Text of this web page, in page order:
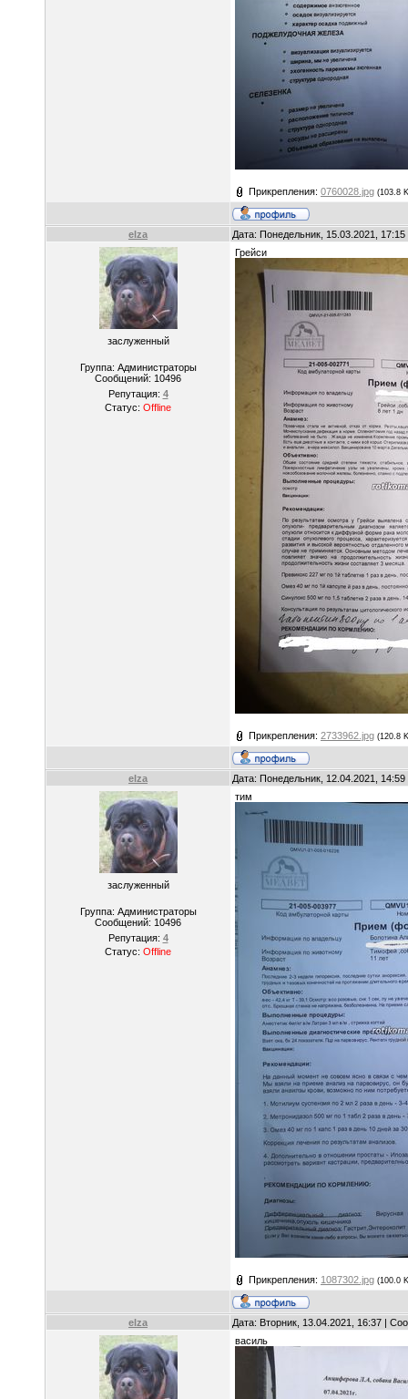
Прикрепления: 0760028.jpg (103.8
elza Дата: Понедельник, 15.03.2021,
заслуженный
Группа: Администраторы
Сообщений: 10496
Репутация: 4
Статус: Offline
Грейси
Прикрепления: 2733962.jpg (120.8
elza Дата: Понедельник, 12.04.2021,
заслуженный
Группа: Администраторы
Сообщений: 10496
Репутация: 4
Статус: Offline
тим
Прикрепления: 1087302.jpg (100.0
elza
Дата: Вторник, 13.04.2021, 16:37 |
василь